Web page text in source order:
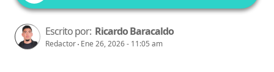
Escrito por: Ricardo Baracaldo
Redactor Ene 26, 2026 - 11:05 am